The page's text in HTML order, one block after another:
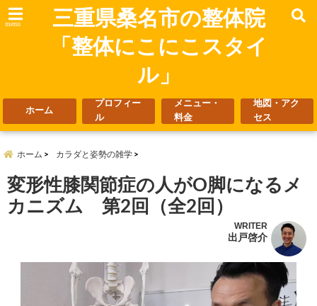
menu
三重県桑名市の整体院
「整体にこにこスタイ
ル」
ホーム
プロフィー
ル
メニュー・
料金
地図・アク
セス
ホーム カラダと姿勢の雑学
変形性膝関節症の人がO脚になるメ
カニズム 第2回（全2回）
WRITER
出戸啓介